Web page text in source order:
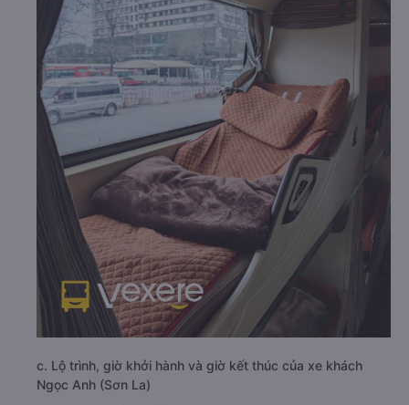
c. Lộ trình, giờ khởi hành và giờ kết thúc của xe khách
Ngọc Anh (Sơn La)